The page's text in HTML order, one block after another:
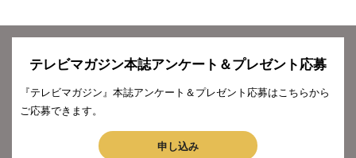
テレビマガジン本誌アンケート＆プレゼント応募
『テレビマガジン』本誌アンケート＆プレゼント応募はこちらから
ご応募できます。
申し込み